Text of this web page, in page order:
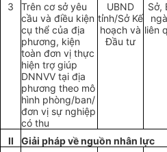
3
Trên cơ sở yêu
cầu và điều kiện
cụ thể của địa
phương, kiện
toàn đơn vị thực
hiện trợ giúp
DNNVV tại địa
phương theo mô
hình phòng/ban/
đơn vị sự nghiệp
có thu
UBND
tỉnh/Sở Kế
hoạch và
Đầu tư
Sở,
liên
II
Giải pháp về nguồn nhân lực